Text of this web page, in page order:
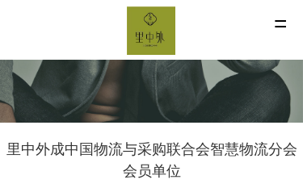
=
首页
关于我们
里中外成中国物流与采购联合会智慧物流分会
会员单位